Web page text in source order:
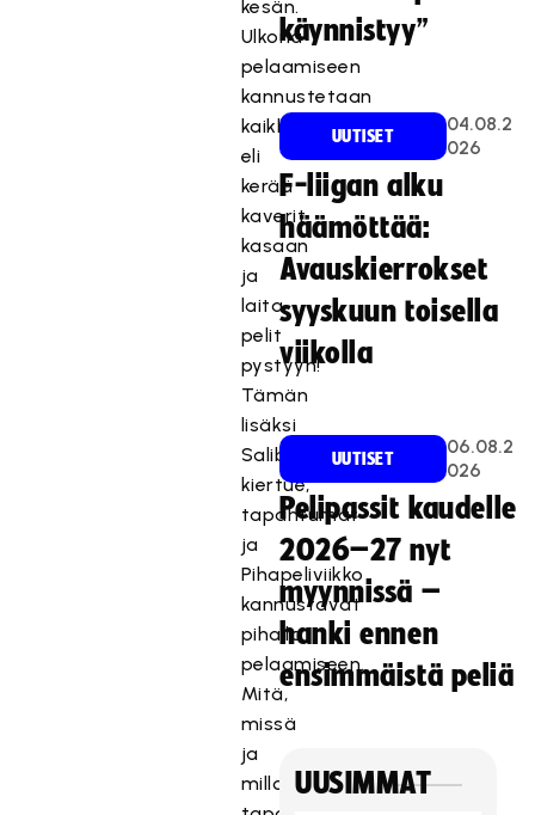
kesän.
Ulkona
pelaamiseen
kannustetaan
kaikkia
eli
kerää
kaverit
kasaan
ja
laita
pelit
pystyyn!
Tämän
lisäksi
Salibandyliiton
kiertue,
tapahtumat
ja
Pihapeliviikko
kannustavat
pihalla
pelaamiseen.
Mitä,
missä
ja
milloin
käynnistyy”
UUTISET
04.08.2
026
F-liigan alku
häämöttää:
Avauskierrokset
syyskuun toisella
viikolla
UUTISET
06.08.2
026
Pelipassit kaudelle
2026–27 nyt
myynnissä –
hanki ennen
ensimmäistä peliä
UUSIMMAT